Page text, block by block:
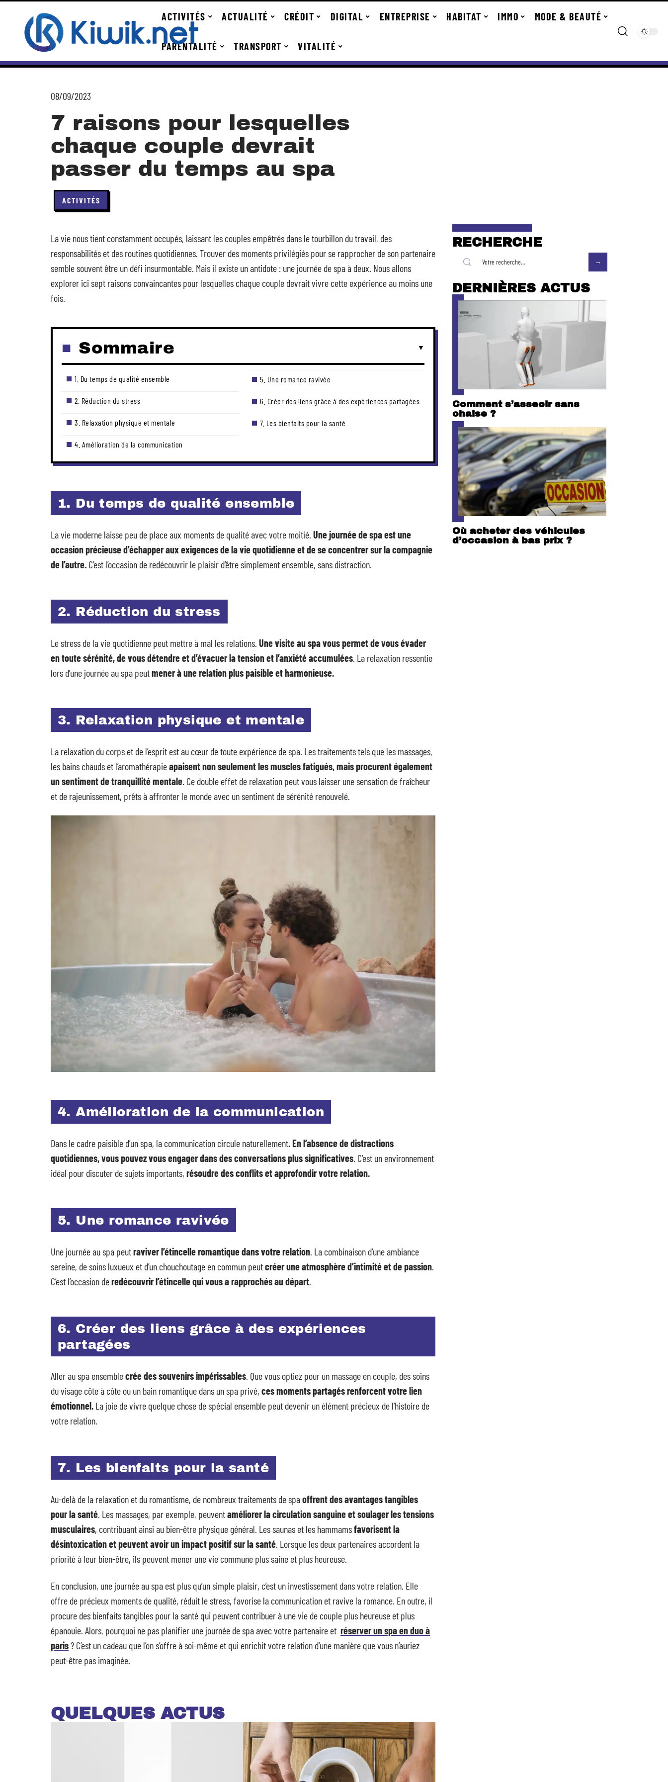
ACTIVITÉS ACTUALITÉ CRÉDIT DIGITAL ENTREPRISE HABITAT IMMO MODE & BEAUTÉ
PARENTALITÉ TRANSPORT VITALITÉ
08/09/2023
7 raisons pour lesquelles
chaque couple devrait
passer du temps au spa
ACTIVITÉS
La vie nous tient constamment occupés, laissant les couples empêtrés dans le tourbillon du travail, des
responsabilités et des routines quotidiennes. Trouver des moments privilégiés pour se rapprocher de son partenaire
semble souvent être un défi insurmontable. Mais il existe un antidote : une journée de spa à deux. Nous allons
explorer ici sept raisons convaincantes pour lesquelles chaque couple devrait vivre cette expérience au moins une
fois.
Sommaire
1. Du temps de qualité ensemble
2. Réduction du stress
3. Relaxation physique et mentale
4. Amélioration de la communication
5. Une romance ravivée
6. Créer des liens grâce à des expériences partagées
7. Les bienfaits pour la santé
1. Du temps de qualité ensemble
La vie moderne laisse peu de place aux moments de qualité avec votre moitié. Une journée de spa est une
occasion précieuse d’échapper aux exigences de la vie quotidienne et de se concentrer sur la compagnie
de l’autre. C’est l’occasion de redécouvrir le plaisir d’être simplement ensemble, sans distraction.
2. Réduction du stress
Le stress de la vie quotidienne peut mettre à mal les relations. Une visite au spa vous permet de vous évader
en toute sérénité, de vous détendre et d’évacuer la tension et l’anxiété accumulées. La relaxation ressentie
lors d’une journée au spa peutmener à une relation plus paisible et harmonieuse.
3. Relaxation physique et mentale
La relaxation du corps et de l’esprit est au cœur de toute expérience de spa. Les traitements tels que les massages,
les bains chauds et l’aromathérapieapaisent non seulement les muscles fatigués, mais procurent également
un sentiment de tranquillité mentale. Ce double effet de relaxation peut vous laisser une sensation de fraîcheur
et de rajeunissement, prêts à affronter le monde avec un sentiment de sérénité renouvelé.
4. Amélioration de la communication
Dans le cadre paisible d’un spa, la communication circule naturellement. En l’absence de distractions
quotidiennes, vous pouvez vous engager dans des conversations plus significatives . C’est un environnement
idéal pour discuter de sujets importants, résoudre des conflits et approfondir votre relation.
5. Une romance ravivée
Une journée au spa peutraviver l’étincelle romantique dans votre relation . La combinaison d’une ambiance
sereine, de soins luxueux et d’un chouchoutage en commun peutcréer une atmosphère d’intimité et de passion
C’est l’occasion deredécouvrir l’étincelle qui vous a rapprochés au départ
6. Créer des liens grâce à des expériences
partagées
Aller au spa ensemblecrée des souvenirs impérissables . Que vous optiez pour un massage en couple, des soins
du visage côte à côte ou un bain romantique dans un spa privé, ces moments partagés renforcent votre lien
émotionnel. La joie de vivre quelque chose de spécial ensemble peut devenir un élément précieux de l’histoire de
votre relation.
7. Les bienfaits pour la santé
Au-delà de la relaxation et du romantisme, de nombreux traitements de spaoffrent des avantages tangibles
pour la santé . Les massages, par exemple, peuventaméliorer la circulation sanguine et soulager les tensions
musculaires, contribuant ainsi au bien-être physique général. Les saunas et les hammamsfavorisent la
désintoxication et peuvent avoir un impact positif sur la santé . Lorsque les deux partenaires accordent la
priorité à leur bien-être, ils peuvent mener une vie commune plus saine et plus heureuse.
En conclusion, une journée au spa est plus qu’un simple plaisir, c’est un investissement dans votre relation. Elle
offre de précieux moments de qualité, réduit le stress, favorise la communication et ravive la romance. En outre, il
procure des bienfaits tangibles pour la santé qui peuvent contribuer à une vie de couple plus heureuse et plus
épanouie. Alors, pourquoi ne pas planifier une journée de spa avec votre partenaire et réserver un spa en duo à
paris? C’est un cadeau que l’on s’offre à soi-même et qui enrichit votre relation d’une manière que vous n’auriez
peut-être pas imaginée.
QUELQUES ACTUS
RECHERCHE
DERNIÈRES ACTUS
Comment s’asseoir sans
chaise ?
Où acheter des véhicules
d’occasion à bas prix ?